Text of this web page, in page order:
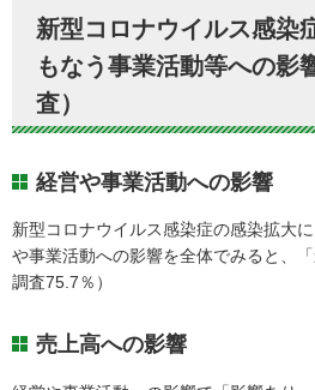
新型コロナウイルス感染
もなう事業活動等への影
査）
経営や事業活動への影響
新型コロナウイルス感染症の感染拡大
や事業活動への影響を全体でみると、
調査75.7％）
売上高への影響